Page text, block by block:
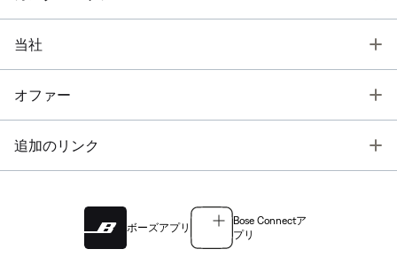
当社
オファー
追加のリンク
ボーズアプリ
Bose Connectア
プリ